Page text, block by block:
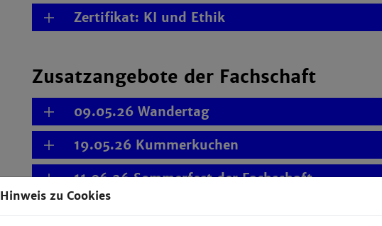
Zertifikat: KI und Ethik
Zusatzangebote der Fachschaft
09.05.26 Wandertag
19.05.26 Kummerkuchen
11.06.26 Sommerfest der Fachschaft
Hinweis zu Cookies